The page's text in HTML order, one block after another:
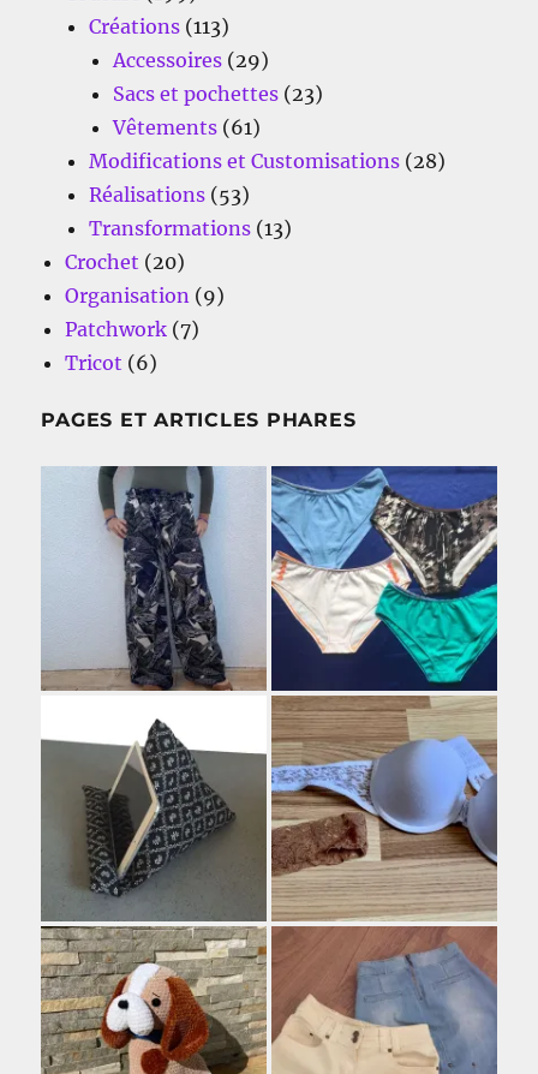
Créations (113)
Accessoires (29)
Sacs et pochettes (23)
Vêtements (61)
Modifications et Customisations (28)
Réalisations (53)
Transformations (13)
Crochet (20)
Organisation (9)
Patchwork (7)
Tricot (6)
PAGES ET ARTICLES PHARES